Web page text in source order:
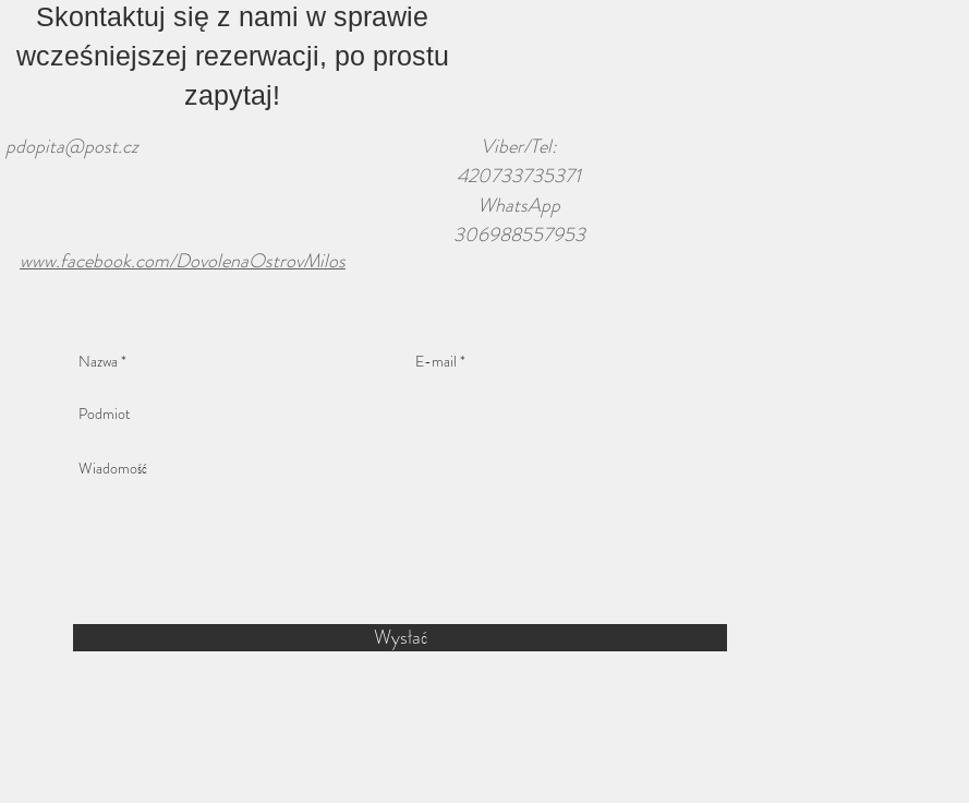
Skontaktuj się z nami w sprawie
wcześniejszej rezerwacji, po prostu
zapytaj!
pdopita@post.cz
www.facebook.com/DovolenaOstrovMilos
Viber/Tel:
420733735371
WhatsApp
306988557953
Wysłać